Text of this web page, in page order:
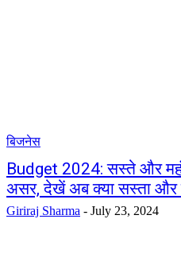
बिजनेस
Budget 2024: सस्ते और महंगे
असर, देखें अब क्या सस्ता और
Giriraj Sharma - July 23, 2024